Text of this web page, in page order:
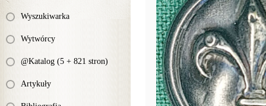
Wyszukiwarka
Wytwórcy
@Katalog (5 + 821 stron)
Artykuły